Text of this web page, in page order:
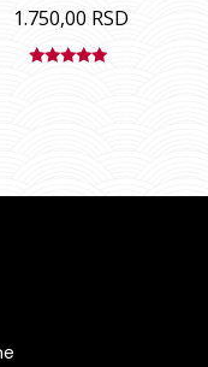
1.750,00 RSD